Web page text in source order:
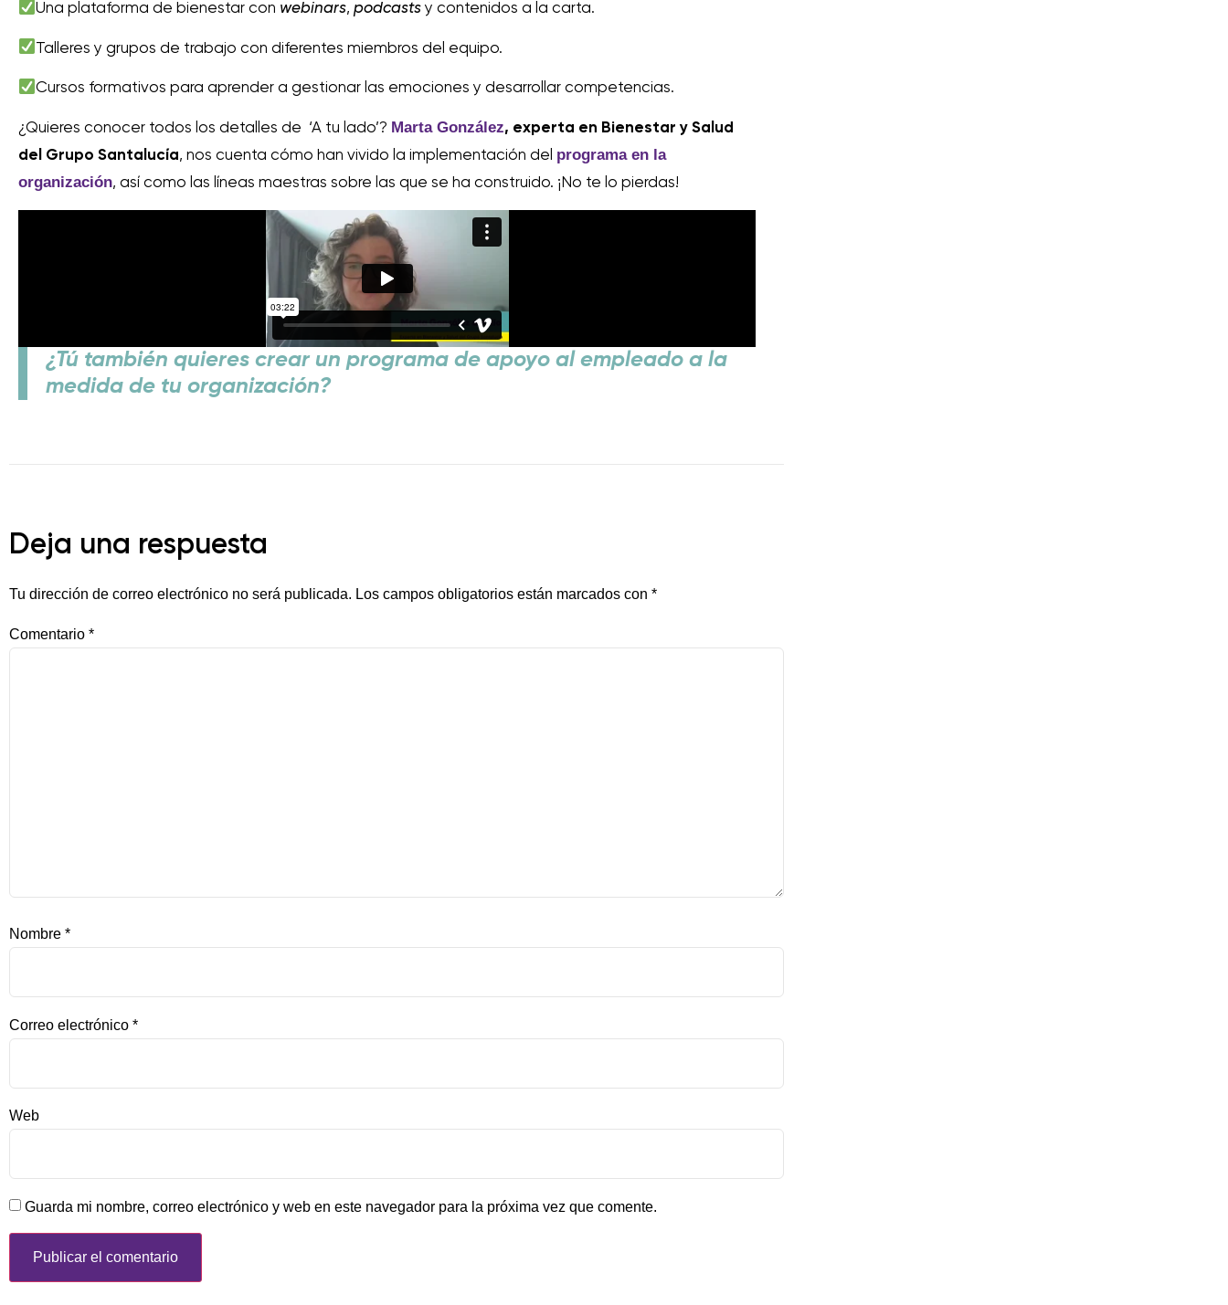
Una plataforma de bienestar con webinars,podcastsy contenidos a la carta.
Talleres y grupos de trabajo con diferentes miembros del equipo.
Cursos formativos para aprender a gestionar las emociones y desarrollar competencias.
¿Quieres conocer todos los detalles de ‘A tu lado’? Marta González, experta en Bienestar y Salud
del Grupo Santalucía, nos cuenta cómo han vivido la implementación del programa en la
organización, así como las líneas maestras sobre las que se ha construido. ¡No te lo pierdas!
¿Tú también quieres crear un programa de apoyo al empleado a la
medida de tu organización?
Deja una respuesta
Tu dirección de correo electrónico no será publicada. Los campos obligatorios están marcados con *
Comentario *
Nombre *
Correo electrónico *
Web
Guarda mi nombre, correo electrónico y web en este navegador para la próxima vez que comente.